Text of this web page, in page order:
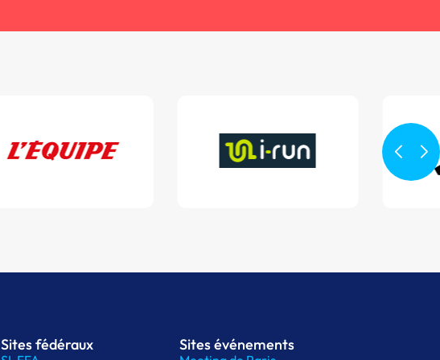
Sites fédéraux Sites événements